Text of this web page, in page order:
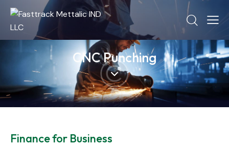
CNC Punching
Finance for Business